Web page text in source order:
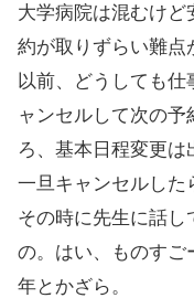
大学病院は混むけ
約が取りずらい難点
以前、どうしても仕
ャンセルして次の予
ろ、基本日程変更
一旦キャンセルした
その時に先生に話し
の。はい、ものすご
年とかざら。